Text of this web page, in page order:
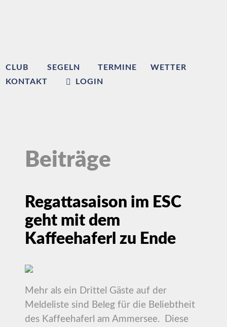
CLUB SEGELN TERMINE
WETTER
KONTAKT
LOGIN
Beiträge
Regattasaison im ESC
geht mit dem
Kaffeehaferl zu Ende
Mehr als ein Drittel Gäste auf der
Meldeliste sind Beleg für die Beliebtheit
des Kaffeehaferl am Ammersee. Diese